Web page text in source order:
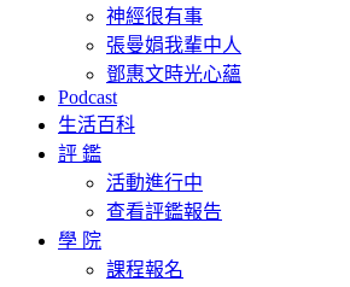
神經很有事
張曼娟我輩中人
鄧惠文時光心蘊
Podcast
生活百科
評 鑑
活動進行中
查看評鑑報告
學 院
課程報名